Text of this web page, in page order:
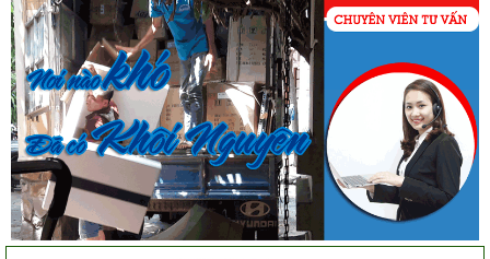
Vĩnh Lộc A - Bình Chánh
Công ty Khôi Nguyên chuyển hàng của cô bao bọc đóng
gói rất cẩn thận. Cô rất hài lòng
Cô Loan
57 Tây Thạnh, Tân Phú
Khảo sát nhanh, giá cả hợp lý. Nhân viên nhiệt tình. Chúc
công ty ngày càng phát triển. Cảm ơn Khôi Nguyên